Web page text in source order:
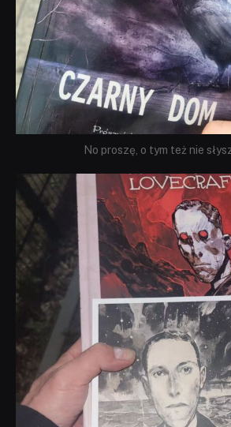
No proszę, o tym też nie
dobryhorror
Wrz 19